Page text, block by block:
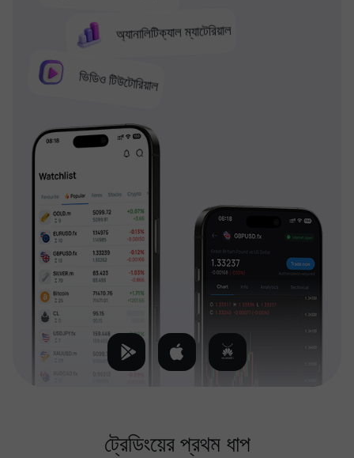
অ্যানালিটিক্যাল ম্যাটেরিয়াল
ভিডিও টিউটোরিয়াল
ট্রেডিংয়ের প্রথম ধাপ